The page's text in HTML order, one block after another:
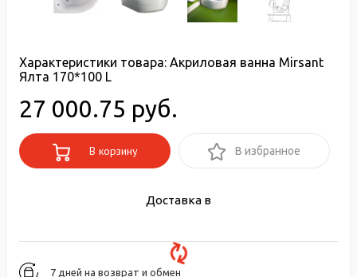
Характеристики товара: Акриловая ванна Mirsant
Ялта 170*100 L
27 000.75 руб.
В корзину В избранное
Доставка в
7 дней на возврат и обмен